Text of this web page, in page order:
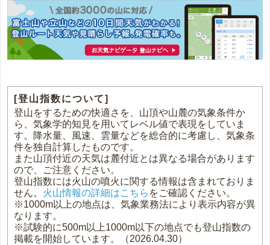
[登山指数について]
登山をするための快適さを、山頂や山麓の気象条件か
ら、気象学的知見を用いてレベル値で表現をしていま
す。降水量、風速、雲量などを総合的に考慮し、気象条
件を独自計算したものです。
また山頂付近の天気は麓付近とは異なる場合があります
ので、ご注意ください。
登山指数には火山の噴火に関する情報は含まれておりま
せん。 火山情報の詳細はこちら をご確認ください。
※1000m以上の地点は、気象業務法により表示内容が異
なります。
※試験的に500m以上1000m以下の地点でも登山指数の
掲載を開始しています。（2026.04.30）